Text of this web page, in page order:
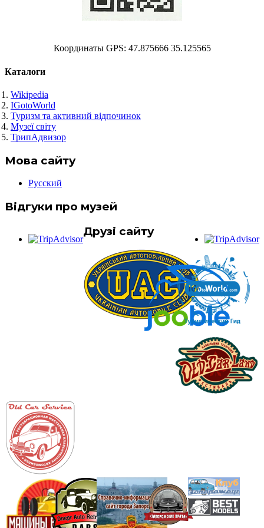
Координаты GPS: 47.875666 35.125565
Каталоги
Wikipedia
IGotoWorld
Туризм та активний відпочинок
Музеї світу
ТрипАдвизор
Мова сайту
Русский
Відгуки про музей
Друзі сайту